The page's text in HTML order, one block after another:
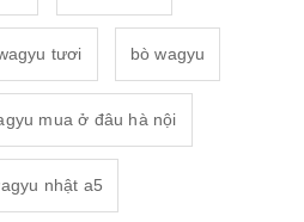
tươi bò wagyu
mua ở đâu hà nội
nhật a5